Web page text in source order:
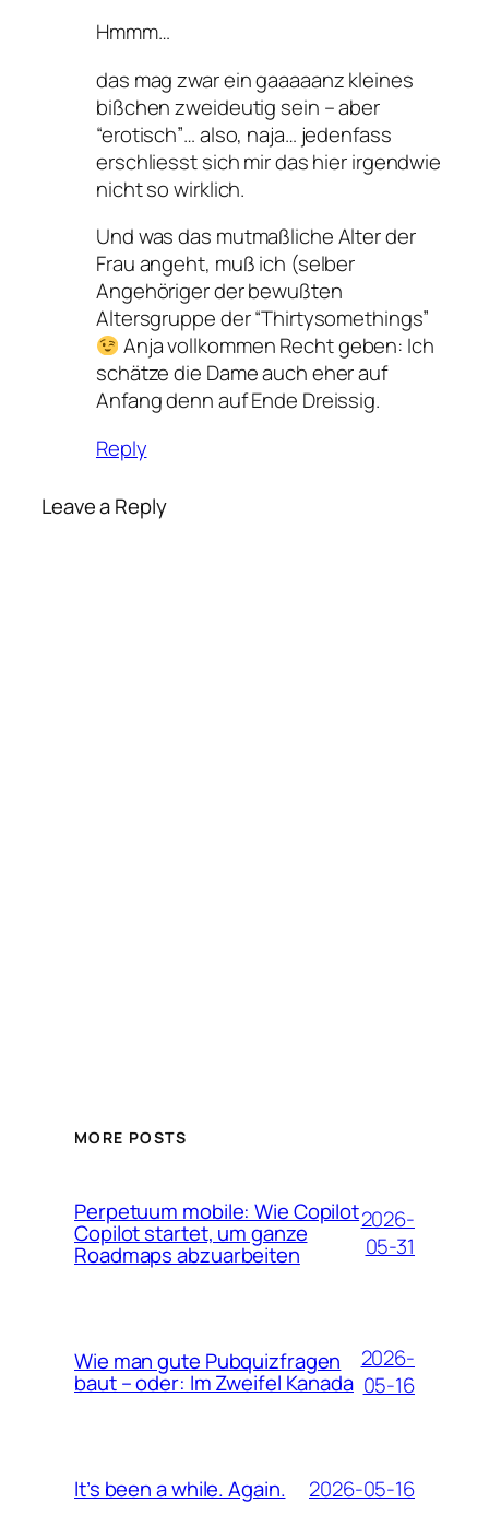
Hmmm…
das mag zwar ein gaaaaanz kleines
bißchen zweideutig sein – aber
“erotisch”… also, naja… jedenfass
erschliesst sich mir das hier irgendwie
nicht so wirklich.
Und was das mutmaßliche Alter der
Frau angeht, muß ich (selber
Angehöriger der bewußten
Altersgruppe der “Thirtysomethings”
Anja vollkommen Recht geben: Ich
schätze die Dame auch eher auf
Anfang denn auf Ende Dreissig.
Reply
Leave a Reply
MORE POSTS
Perpetuum mobile: Wie Copilot
Copilot startet, um ganze
Roadmaps abzuarbeiten
2026-
05-31
Wie man gute Pubquizfragen
baut – oder: Im Zweifel Kanada
2026-
05-16
It’s been a while. Again. 2026-05-16